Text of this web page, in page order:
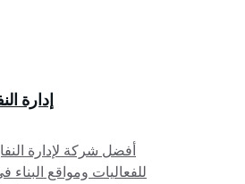
إدارة
أفضل شركة لإدارة
للفعاليات ومواقع البناء